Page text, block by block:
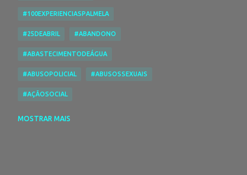
#100EXPERIENCIASPALMELA
#25DEABRIL #ABANDONO
#ABASTECIMENTODEÁGUA
#ABUSOPOLICIAL #ABUSOSSEXUAIS
#AÇÃOSOCIAL
MOSTRAR MAIS